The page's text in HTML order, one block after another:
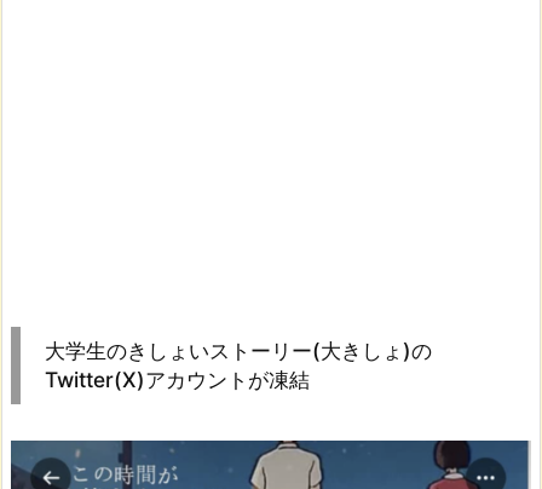
大学生のきしょいストーリー(大きしょ)の
Twitter(X)アカウントが凍結